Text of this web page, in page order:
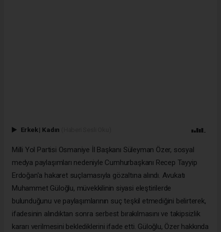
Erkek | Kadın
Milli Yol Partisi Osmaniye İl Başkanı Süleyman Özer, sosyal
medya paylaşımları nedeniyle Cumhurbaşkanı Recep Tayyip
Erdoğan'a hakaret suçlamasıyla gözaltına alındı. Avukatı
Muhammet Güloğlu, müvekkilinin siyasi eleştirilerde
bulunduğunu ve paylaşımlarının suç teşkil etmediğini belirterek,
ifadesinin alındıktan sonra serbest bırakılmasını ve takipsizlik
kararı verilmesini beklediklerini ifade etti. Güloğlu, Özer hakkında